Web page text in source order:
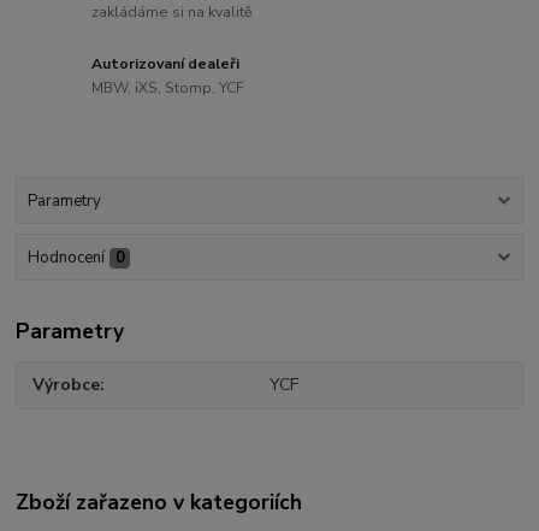
zakládáme si na kvalitě
Autorizovaní dealeři
MBW, iXS, Stomp, YCF
Parametry
Hodnocení 0
Parametry
Výrobce YCF
Zboží zařazeno v kategoriích